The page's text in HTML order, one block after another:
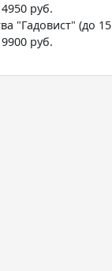
руб.
"Гадовист" (до 15
руб.